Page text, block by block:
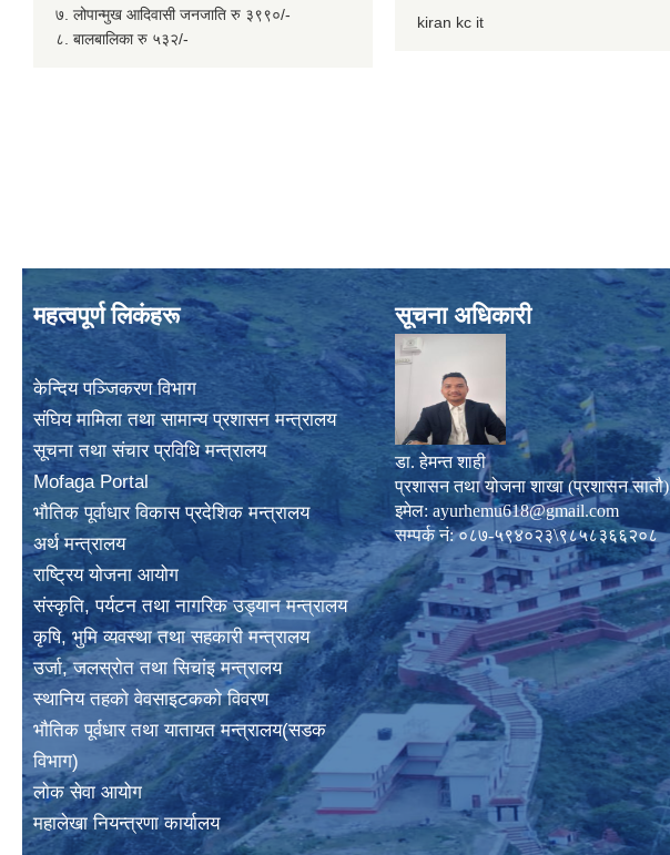
७. लोपान्मुख आदिवासी जनजाति रु ३९९०/-
८. बालबालिका रु ५३२/-
kiran kc it
महत्वपूर्ण लिकंहरू
केन्दिय पञ्जिकरण विभाग
संघिय मामिला तथा सामान्य प्रशासन मन्त्रालय
सूचना तथा संचार प्रविधि मन्त्रालय
Mofaga Portal
भाैतिक पूर्वाधार विकास प्रदेशिक मन्त्रालय
अर्थ मन्त्रालय
राष्ट्रिय योजना आयोग
संस्कृति, पर्यटन तथा नागरिक उड्यान मन्त्रालय
कृषि, भुमि व्यवस्था तथा सहकारी मन्त्रालय
उर्जा, जलस्राेत तथा सिचांइ मन्त्रालय
स्थानिय तहकाे वेवसाइटककाे विवरण
भाैतिक पूर्वधार तथा यातायत मन्त्रालय(सडक
विभाग)
लाेक सेवा आयोग
महालेखा नियन्त्रणा कार्यालय
सूचना अधिकारी
डा. हेमन्त शाही
प्रशासन तथा योजना शाखा (प्रशासन सातौ)
इमेल: ayurhemu618@gmail.com
सम्पर्क नं: ०८७-५९४०२३\९८५८३६६२०८